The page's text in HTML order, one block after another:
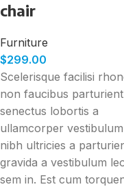
chair
Furniture
$299.00
Scelerisque facilisi
non faucibus parturient
senectus lobortis a
ullamcorper
nibh ultricies a
gravida a vestibulum
sem in. Est cum